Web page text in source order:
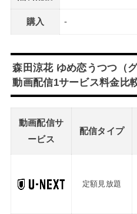
購入 -
森田涼花 ゆめ恋うつつ（
動画配信1サービス料金比
動画配信サ
ービス
配信タイプ
定額見放題